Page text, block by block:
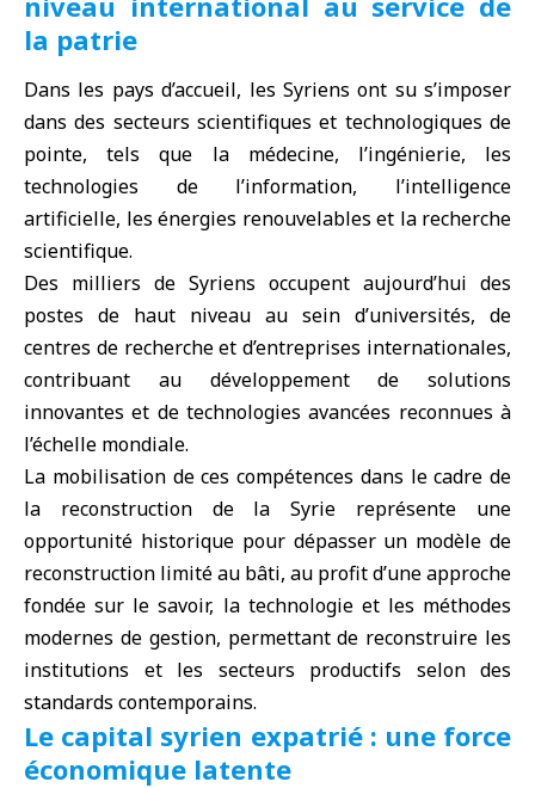
la patrie
Dans les pays d’accueil, les Syriens ont su s’imposer
dans des secteurs scientifiques et technologiques de
pointe, tels que la médecine, l’ingénierie, les
technologies de l’information, l’intelligence
artificielle, les énergies renouvelables et la recherche
scientifique.
Des milliers de Syriens occupent aujourd’hui des
postes de haut niveau au sein d’universités, de
centres de recherche et d’entreprises internationales,
contribuant au développement de solutions
innovantes et de technologies avancées reconnues à
l’échelle mondiale.
La mobilisation de ces compétences dans le cadre de
la reconstruction de la Syrie représente une
opportunité historique pour dépasser un modèle de
reconstruction limité au bâti, au profit d’une approche
fondée sur le savoir, la technologie et les méthodes
modernes de gestion, permettant de reconstruire les
institutions et les secteurs productifs selon des
standards contemporains.
Le capital syrien expatrié : une force
économique latente